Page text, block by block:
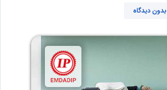
بدون دیدگاه